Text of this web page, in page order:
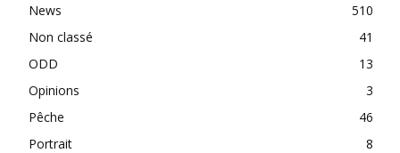
News
510
Non classé
41
ODD
13
Opinions
3
Pêche
46
Portrait
8